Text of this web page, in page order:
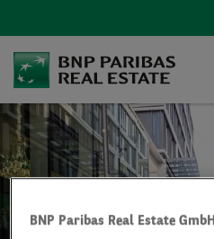
BNP Paribas Real Estate GmbH